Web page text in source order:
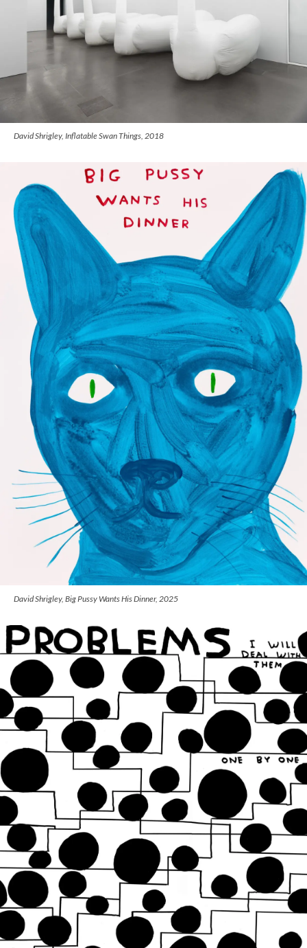
David Shrigley, Inflatable Swan Things, 2018
David Shrigley, Big Pussy Wants His Dinner, 2025